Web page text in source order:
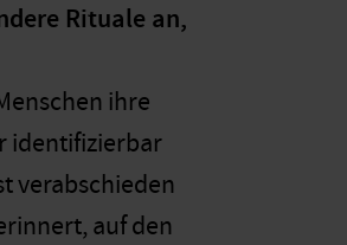
Rituale an,
ihre
identifizierbar
verabschieden
auf den